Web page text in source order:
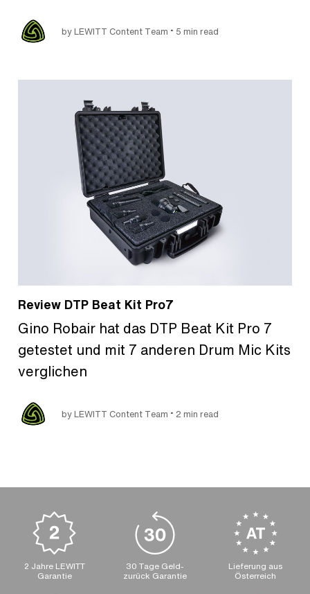
by LEWITT Content Team • 5 min read
Review DTP Beat Kit Pro7
Gino Robair hat das DTP Beat Kit Pro 7
getestet und mit 7 anderen Drum Mic Kits
verglichen
by LEWITT Content Team • 2 min read
2 Jahre LEWITT
Garantie
30 Tage Geld-
zurück Garantie
Lieferung aus
Österreich